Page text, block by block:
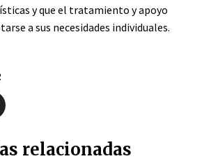
y que el tratamiento y apoyo
a sus necesidades individuales.
relacionadas